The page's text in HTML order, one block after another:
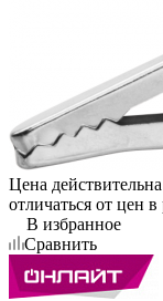
Цена
отличаться от цен
В избранное
Сравнить